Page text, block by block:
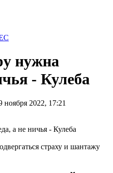
нужна
- Кулеба
ноября 2022, 17:21
страху и шантажу